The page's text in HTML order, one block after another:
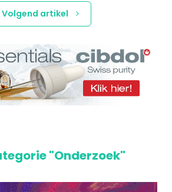
Volgend artikel
"Onderzoek"